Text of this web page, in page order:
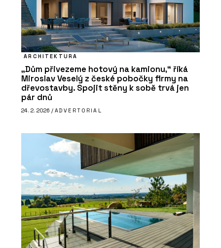
ARCHITEKTURA
„Dům přivezeme hotový na kamionu,“ říká
Miroslav Veselý z české pobočky firmy na
dřevostavby. Spojit stěny k sobě trvá jen
pár dnů
24. 2. 2026 / ADVERTORIAL